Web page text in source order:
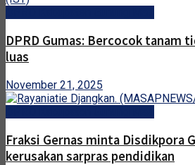
DPRD Gumas: Bercocok tanam
luas
November 21, 2025
Fraksi Gernas minta Disdikpora
kerusakan sarpras pendidikan